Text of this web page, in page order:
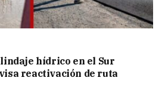
hídrico en el Sur
reactivación de ruta